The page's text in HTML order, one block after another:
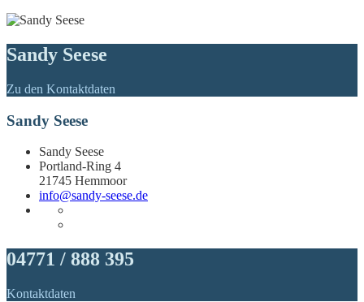
Sandy Seese
Zu den Kontaktdaten
Sandy Seese
Sandy Seese
Portland-Ring 4
21745 Hemmoor
info@sandy-seese.de
04771 / 888 395
Kontaktdaten